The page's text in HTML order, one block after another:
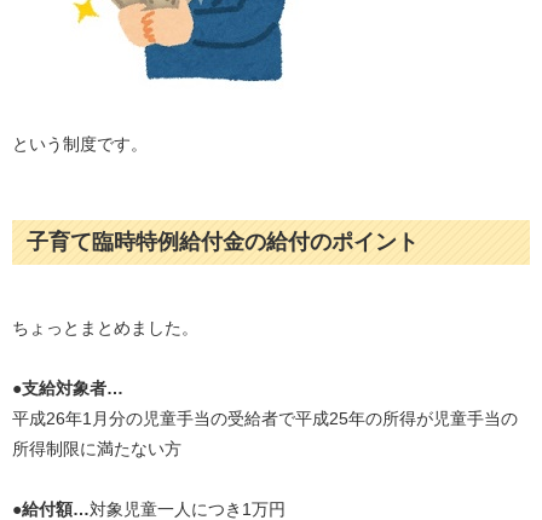
という制度です。
子育て臨時特例給付金の給付のポイント
ちょっとまとめました。
●支給対象者…
平成26年1月分の児童手当の受給者で平成25年の所得が児童手当の
所得制限に満たない方
●給付額…対象児童一人につき1万円